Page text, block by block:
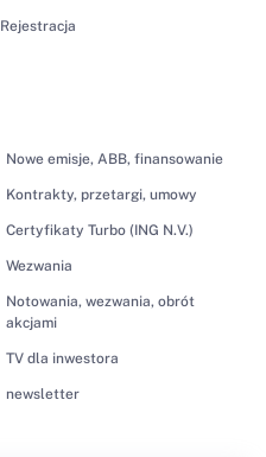
Nowe emisje, ABB, finansowanie
Kontrakty, przetargi, umowy
Certyfikaty Turbo (ING N.V.)
Wezwania
Notowania, wezwania, obrót
akcjami
TV dla inwestora
newsletter
Rejestracja